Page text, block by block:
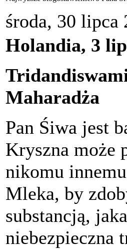
środa, 30 lipca
Holandia, 3
Maharadża
Pan Śiwa jest
Kryszna może
nikomu
Mleka, by
substancją,
niebezpieczna